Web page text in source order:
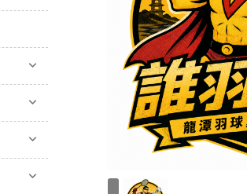
keyboard_arrow_down
keyboard_arrow_down
keyboard_arrow_down
keyboard_arrow_down